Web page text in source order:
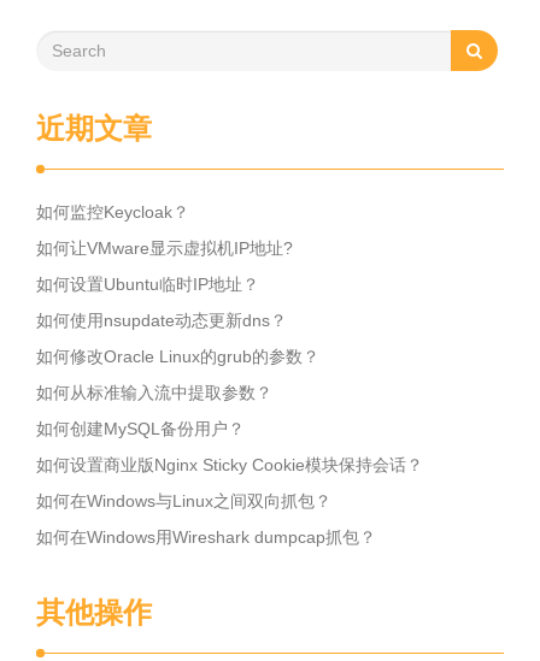
近期文章
如何监控Keycloak？
如何让VMware显示虚拟机IP地址?
如何设置Ubuntu临时IP地址？
如何使用nsupdate动态更新dns？
如何修改Oracle Linux的grub的参数？
如何从标准输入流中提取参数？
如何创建MySQL备份用户？
如何设置商业版Nginx Sticky Cookie模块保持会话？
如何在Windows与Linux之间双向抓包？
如何在Windows用Wireshark dumpcap抓包？
其他操作